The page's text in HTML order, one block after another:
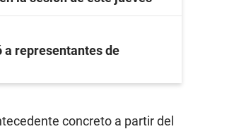
a representantes de
concreto a partir del